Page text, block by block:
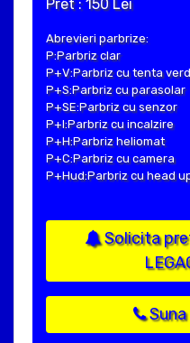
Pret : 150 Lei
Abrevieri parbrize:
P:Parbriz clar
P+V:Parbriz cu tenta
P+S:Parbriz cu parasolar
P+SE:Parbriz cu senzor
P+I:Parbriz cu incalzire
P+H:Parbriz heliomat
P+C:Parbriz cu camera
P+Hud:Parbriz cu head
Solicita